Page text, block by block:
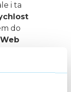
i ta
do